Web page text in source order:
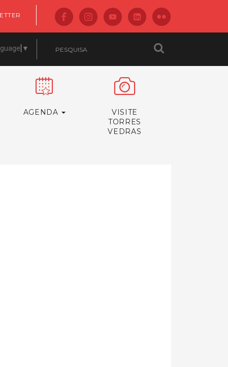
▼
AGENDA
VISITE
TORRES
VEDRAS